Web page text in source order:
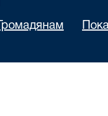
Громадянам